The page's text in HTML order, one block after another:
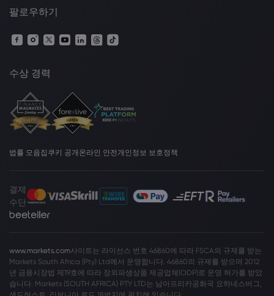
팔로우하기
수상 경력
법률 모음집 쿠키 공개온라인 안전 개인정보 보호정책
결제
수단
www.markets.com사이트는 라이선스 번호 46860에 따라 FSCA의 규제를 받는
Markets South Africa (Pty) Ltd에서 운영합니다. 46860의 규제를 받으며 2012
년 금융시장법 제19호에 따라 장외파생상품 제공업체(ODP)로 운영 허가를 받았
습니다. Markets (SOUTH AFRICA) PTY LTD는 남아프리카공화국 요하네스버그,